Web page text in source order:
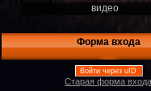
видео
Форма входа
Войти через uID
Старая форма входа